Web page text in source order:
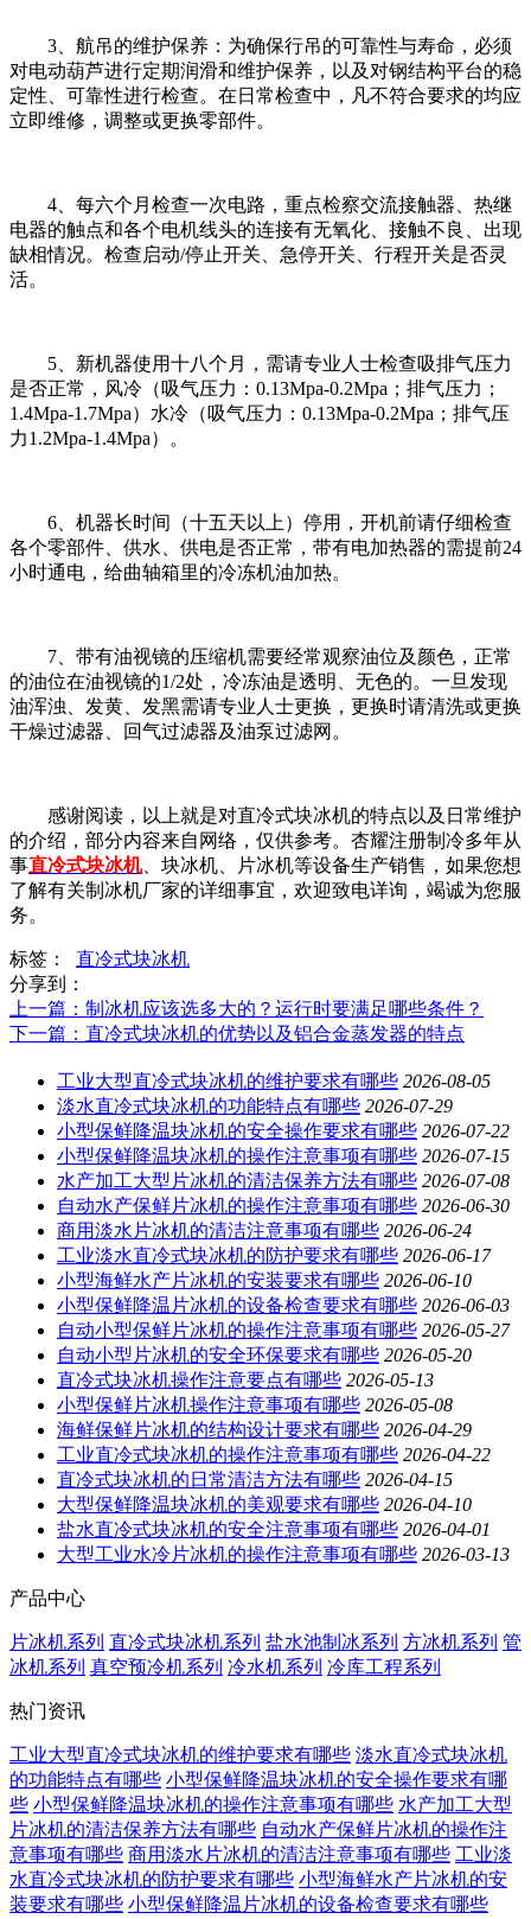
3、航吊的维护保养：为确保行吊的可靠性与寿命，必须
对电动葫芦进行定期润滑和维护保养，以及对钢结构平台的稳
定性、可靠性进行检查。在日常检查中，凡不符合要求的均应
立即维修，调整或更换零部件。
4、每六个月检查一次电路，重点检察交流接触器、热继
电器的触点和各个电机线头的连接有无氧化、接触不良、出现
缺相情况。检查启动/停止开关、急停开关、行程开关是否灵
活。
5、新机器使用十八个月，需请专业人士检查吸排气压力
是否正常，风冷（吸气压力：0.13Mpa-0.2Mpa；排气压力；
1.4Mpa-1.7Mpa）水冷（吸气压力：0.13Mpa-0.2Mpa；排气压
力1.2Mpa-1.4Mpa）。
6、机器长时间（十五天以上）停用，开机前请仔细检查
各个零部件、供水、供电是否正常，带有电加热器的需提前24
小时通电，给曲轴箱里的冷冻机油加热。
7、带有油视镜的压缩机需要经常观察油位及颜色，正常
的油位在油视镜的1/2处，冷冻油是透明、无色的。一旦发现
油浑浊、发黄、发黑需请专业人士更换，更换时请清洗或更换
干燥过滤器、回气过滤器及油泵过滤网。
感谢阅读，以上就是对直冷式块冰机的特点以及日常维护
的介绍，部分内容来自网络，仅供参考。杏耀注册制冷多年从
事直冷式块冰机、块冰机、片冰机等设备生产销售，如果您想
了解有关制冰机厂家的详细事宜，欢迎致电详询，竭诚为您服
务。
标签： 直冷式块冰机
分享到：
上一篇 ：制冰机应该选多大的？运行时要满足哪些条件？
下一篇 ：直冷式块冰机的优势以及铝合金蒸发器的特点
工业大型直冷式块冰机的维护要求有哪些 2026-08-05
淡水直冷式块冰机的功能特点有哪些 2026-07-29
小型保鲜降温块冰机的安全操作要求有哪些 2026-07-22
小型保鲜降温块冰机的操作注意事项有哪些 2026-07-15
水产加工大型片冰机的清洁保养方法有哪些 2026-07-08
自动水产保鲜片冰机的操作注意事项有哪些 2026-06-30
商用淡水片冰机的清洁注意事项有哪些 2026-06-24
工业淡水直冷式块冰机的防护要求有哪些 2026-06-17
小型海鲜水产片冰机的安装要求有哪些 2026-06-10
小型保鲜降温片冰机的设备检查要求有哪些 2026-06-03
自动小型保鲜片冰机的操作注意事项有哪些 2026-05-27
自动小型片冰机的安全环保要求有哪些 2026-05-20
直冷式块冰机操作注意要点有哪些 2026-05-13
小型保鲜片冰机操作注意事项有哪些 2026-05-08
海鲜保鲜片冰机的结构设计要求有哪些 2026-04-29
工业直冷式块冰机的操作注意事项有哪些 2026-04-22
直冷式块冰机的日常清洁方法有哪些 2026-04-15
大型保鲜降温块冰机的美观要求有哪些 2026-04-10
盐水直冷式块冰机的安全注意事项有哪些 2026-04-01
大型工业水冷片冰机的操作注意事项有哪些 2026-03-13
产品中心
片冰机系列 直冷式块冰机系列 盐水池制冰系列 方冰机系列 管
冰机系列 真空预冷机系列 冷水机系列 冷库工程系列
热门资讯
工业大型直冷式块冰机的维护要求有哪些 淡水直冷式块冰机
的功能特点有哪些 小型保鲜降温块冰机的安全操作要求有哪
些 小型保鲜降温块冰机的操作注意事项有哪些 水产加工大型
片冰机的清洁保养方法有哪些 自动水产保鲜片冰机的操作注
意事项有哪些 商用淡水片冰机的清洁注意事项有哪些 工业淡
水直冷式块冰机的防护要求有哪些 小型海鲜水产片冰机的安
装要求有哪些 小型保鲜降温片冰机的设备检查要求有哪些